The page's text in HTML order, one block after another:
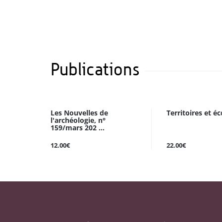
Publications
Les Nouvelles de
l'archéologie, n°
159/mars 202 ...
12.00€
Territoires et
22.00€